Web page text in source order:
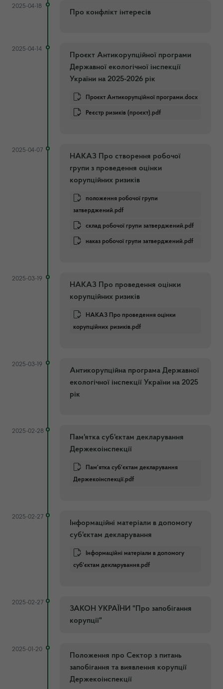
2025-04-18
Про конфлікт інтересів
2025-04-14
Проєкт Антикорупційної програми
Державної екологічної інспекції
України на 2025-2026 рік
Проєкт Антикорупційної програми.docx
Реєстр ризиків (проєкт).pdf
2025-04-07
НАКАЗ Про створення робочої
групи з проведення оцінки
корупційних ризиків
положення робочої групи
затверджений.pdf
склад робочої групи затверджений.pdf
наказ робочої групи затверджений.pdf
2025-03-19
НАКАЗ Про проведення оцінки
корупційних ризиків
НАКАЗ Про проведення оцінки
корупційних ризиків.pdf
2025-03-19
Антикорупційна програма Державної
екологічної інспекції України на 2025
рік
2025-02-28
Пам'ятка суб'єктам декларування
Держекоінспекції
Пам'ятка суб'єктам декларування
Держекоінспекції.pdf
2025-02-27
Інформаційні матеріали в допомогу
суб'єктам декларування
Інформаційні матеріали в допомогу
суб'єктам декларування.pdf
2025-02-27
ЗАКОН УКРАЇНИ "Про запобігання
корупції"
2025-01-20
Положення про Сектор з питань
запобігання та виявлення корупції
Держекоінспекції